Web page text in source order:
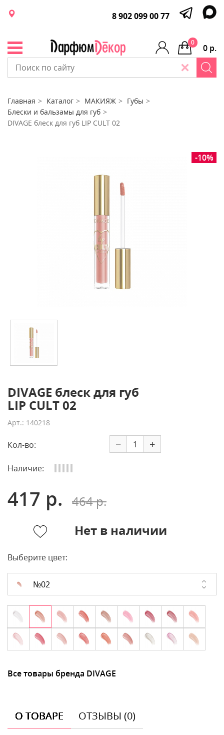
8 902 099 00 77
0 р.
0
Главная Каталог МАКИЯЖ
Губы
Блески и бальзамы для губ
DIVAGE блеск для губ LIP CULT 02
-10%
DIVAGE блеск для губ
LIP CULT 02
Арт.: 140218
Кол-во: − +
Наличие:
417 р.
464 р.
Нет в наличии
Выберите цвет:
№02
Все товары бренда DIVAGE
О ТОВАРЕ ОТЗЫВЫ (0)